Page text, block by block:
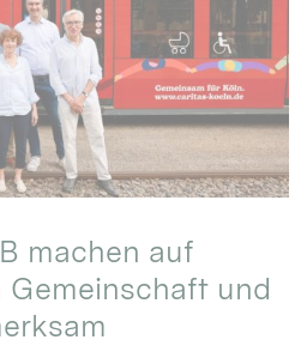
machen auf
Gemeinschaft und